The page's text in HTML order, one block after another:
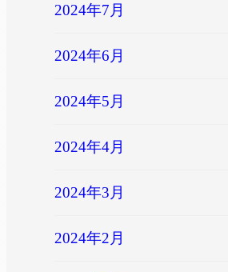
2024年7月
2024年6月
2024年5月
2024年4月
2024年3月
2024年2月